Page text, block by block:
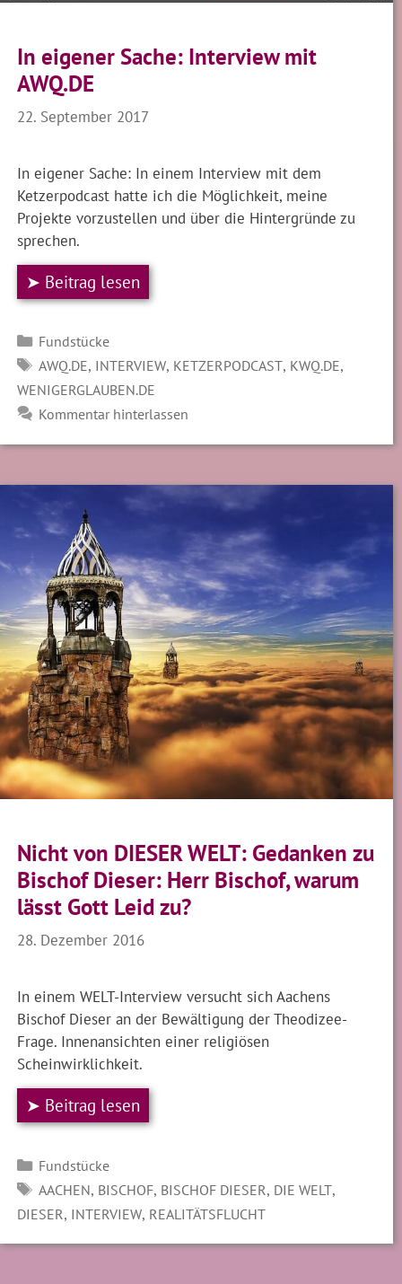
In eigener Sache: Interview mit
AWQ.DE
22. September 2017
In eigener Sache: In einem Interview mit dem
Ketzerpodcast hatte ich die Möglichkeit, meine
Projekte vorzustellen und über die Hintergründe zu
sprechen.
➤ Beitrag lesen
Kategorien
Fundstücke
SCHLAGWÖRTER
AWQ.DE, INTERVIEW, KETZERPODCAST, KWQ.DE,
WENIGERGLAUBEN.DE
Kommentar hinterlassen
Nicht von DIESER WELT: Gedanken zu
Bischof Dieser: Herr Bischof, warum
lässt Gott Leid zu?
28. Dezember 2016
In einem WELT-Interview versucht sich Aachens
Bischof Dieser an der Bewältigung der Theodizee-
Frage. Innenansichten einer religiösen
Scheinwirklichkeit.
➤ Beitrag lesen
Kategorien
Fundstücke
SCHLAGWÖRTER
AACHEN, BISCHOF, BISCHOF DIESER, DIE WELT,
DIESER, INTERVIEW, REALITÄTSFLUCHT